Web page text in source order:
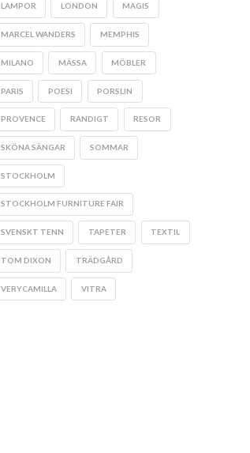
LAMPOR LONDON MAGIS
MARCEL WANDERS MEMPHIS
MILANO MÄSSA MÖBLER
PARIS POESI PORSLIN
PROVENCE RANDIGT RESOR
SKÖNA SÄNGAR SOMMAR
STOCKHOLM
STOCKHOLM FURNITURE FAIR
SVENSKT TENN TAPETER TEXTIL
TOM DIXON TRÄDGÅRD
VERYCAMILLA VITRA